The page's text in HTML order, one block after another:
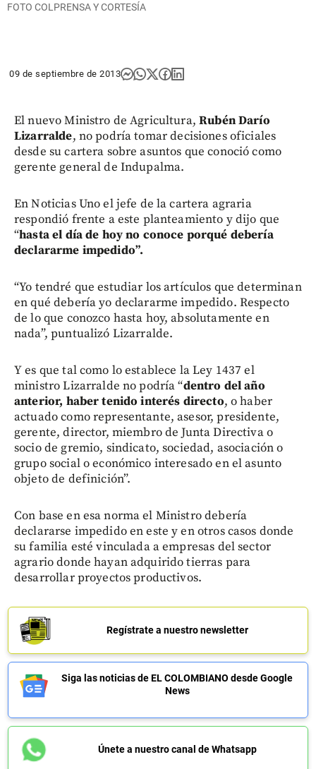
FOTO COLPRENSA Y CORTESÍA
09 de septiembre de 2013
El nuevo Ministro de Agricultura,Rubén Darío
Lizarralde, no podría tomar decisiones oficiales
desde su cartera sobre asuntos que conoció como
gerente general de Indupalma.
En Noticias Uno el jefe de la cartera agraria
respondió frente a este planteamiento y dijo que
“hasta el día de hoy no conoce porqué debería
declararme impedido”.
“Yo tendré que estudiar los artículos que determinan
en qué debería yo declararme impedido. Respecto
de lo que conozco hasta hoy, absolutamente en
nada”, puntualizó Lizarralde.
Y es que tal como lo establece la Ley 1437 el
ministro Lizarralde no podría “dentro del año
anterior, haber tenido interés directo, o haber
actuado como representante, asesor, presidente,
gerente, director, miembro de Junta Directiva o
socio de gremio, sindicato, sociedad, asociación o
grupo social o económico interesado en el asunto
objeto de definición”.
Con base en esa norma el Ministro debería
declararse impedido en este y en otros casos donde
su familia esté vinculada a empresas del sector
agrario donde hayan adquirido tierras para
desarrollar proyectos productivos.
Regístrate a nuestro newsletter
Siga las noticias de EL COLOMBIANO desde Google
News
Únete a nuestro canal de Whatsapp